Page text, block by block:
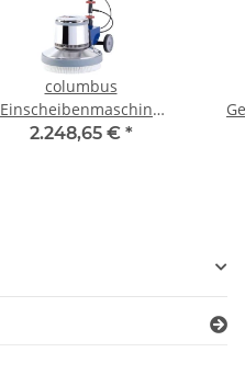
columbus
Einscheibenmaschine
Duo Speed
2.248,65 € *